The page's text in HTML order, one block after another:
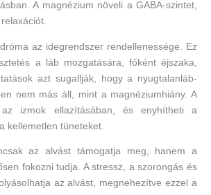
A magnézium növeli a GABA-szintet,
az idegrendszer rendellenessége. Ez
a láb mozgatására, főként éjszaka,
azt sugallják, hogy a nyugtalanláb-
nem más áll, mint a magnéziumhiány. A
izmok ellazításában, és enyhítheti a
kellemetlen tüneteket.
az alvást támogatja meg, hanem a
fokozni tudja. A stressz, a szorongás és
az alvást, megnehezítve ezzel a